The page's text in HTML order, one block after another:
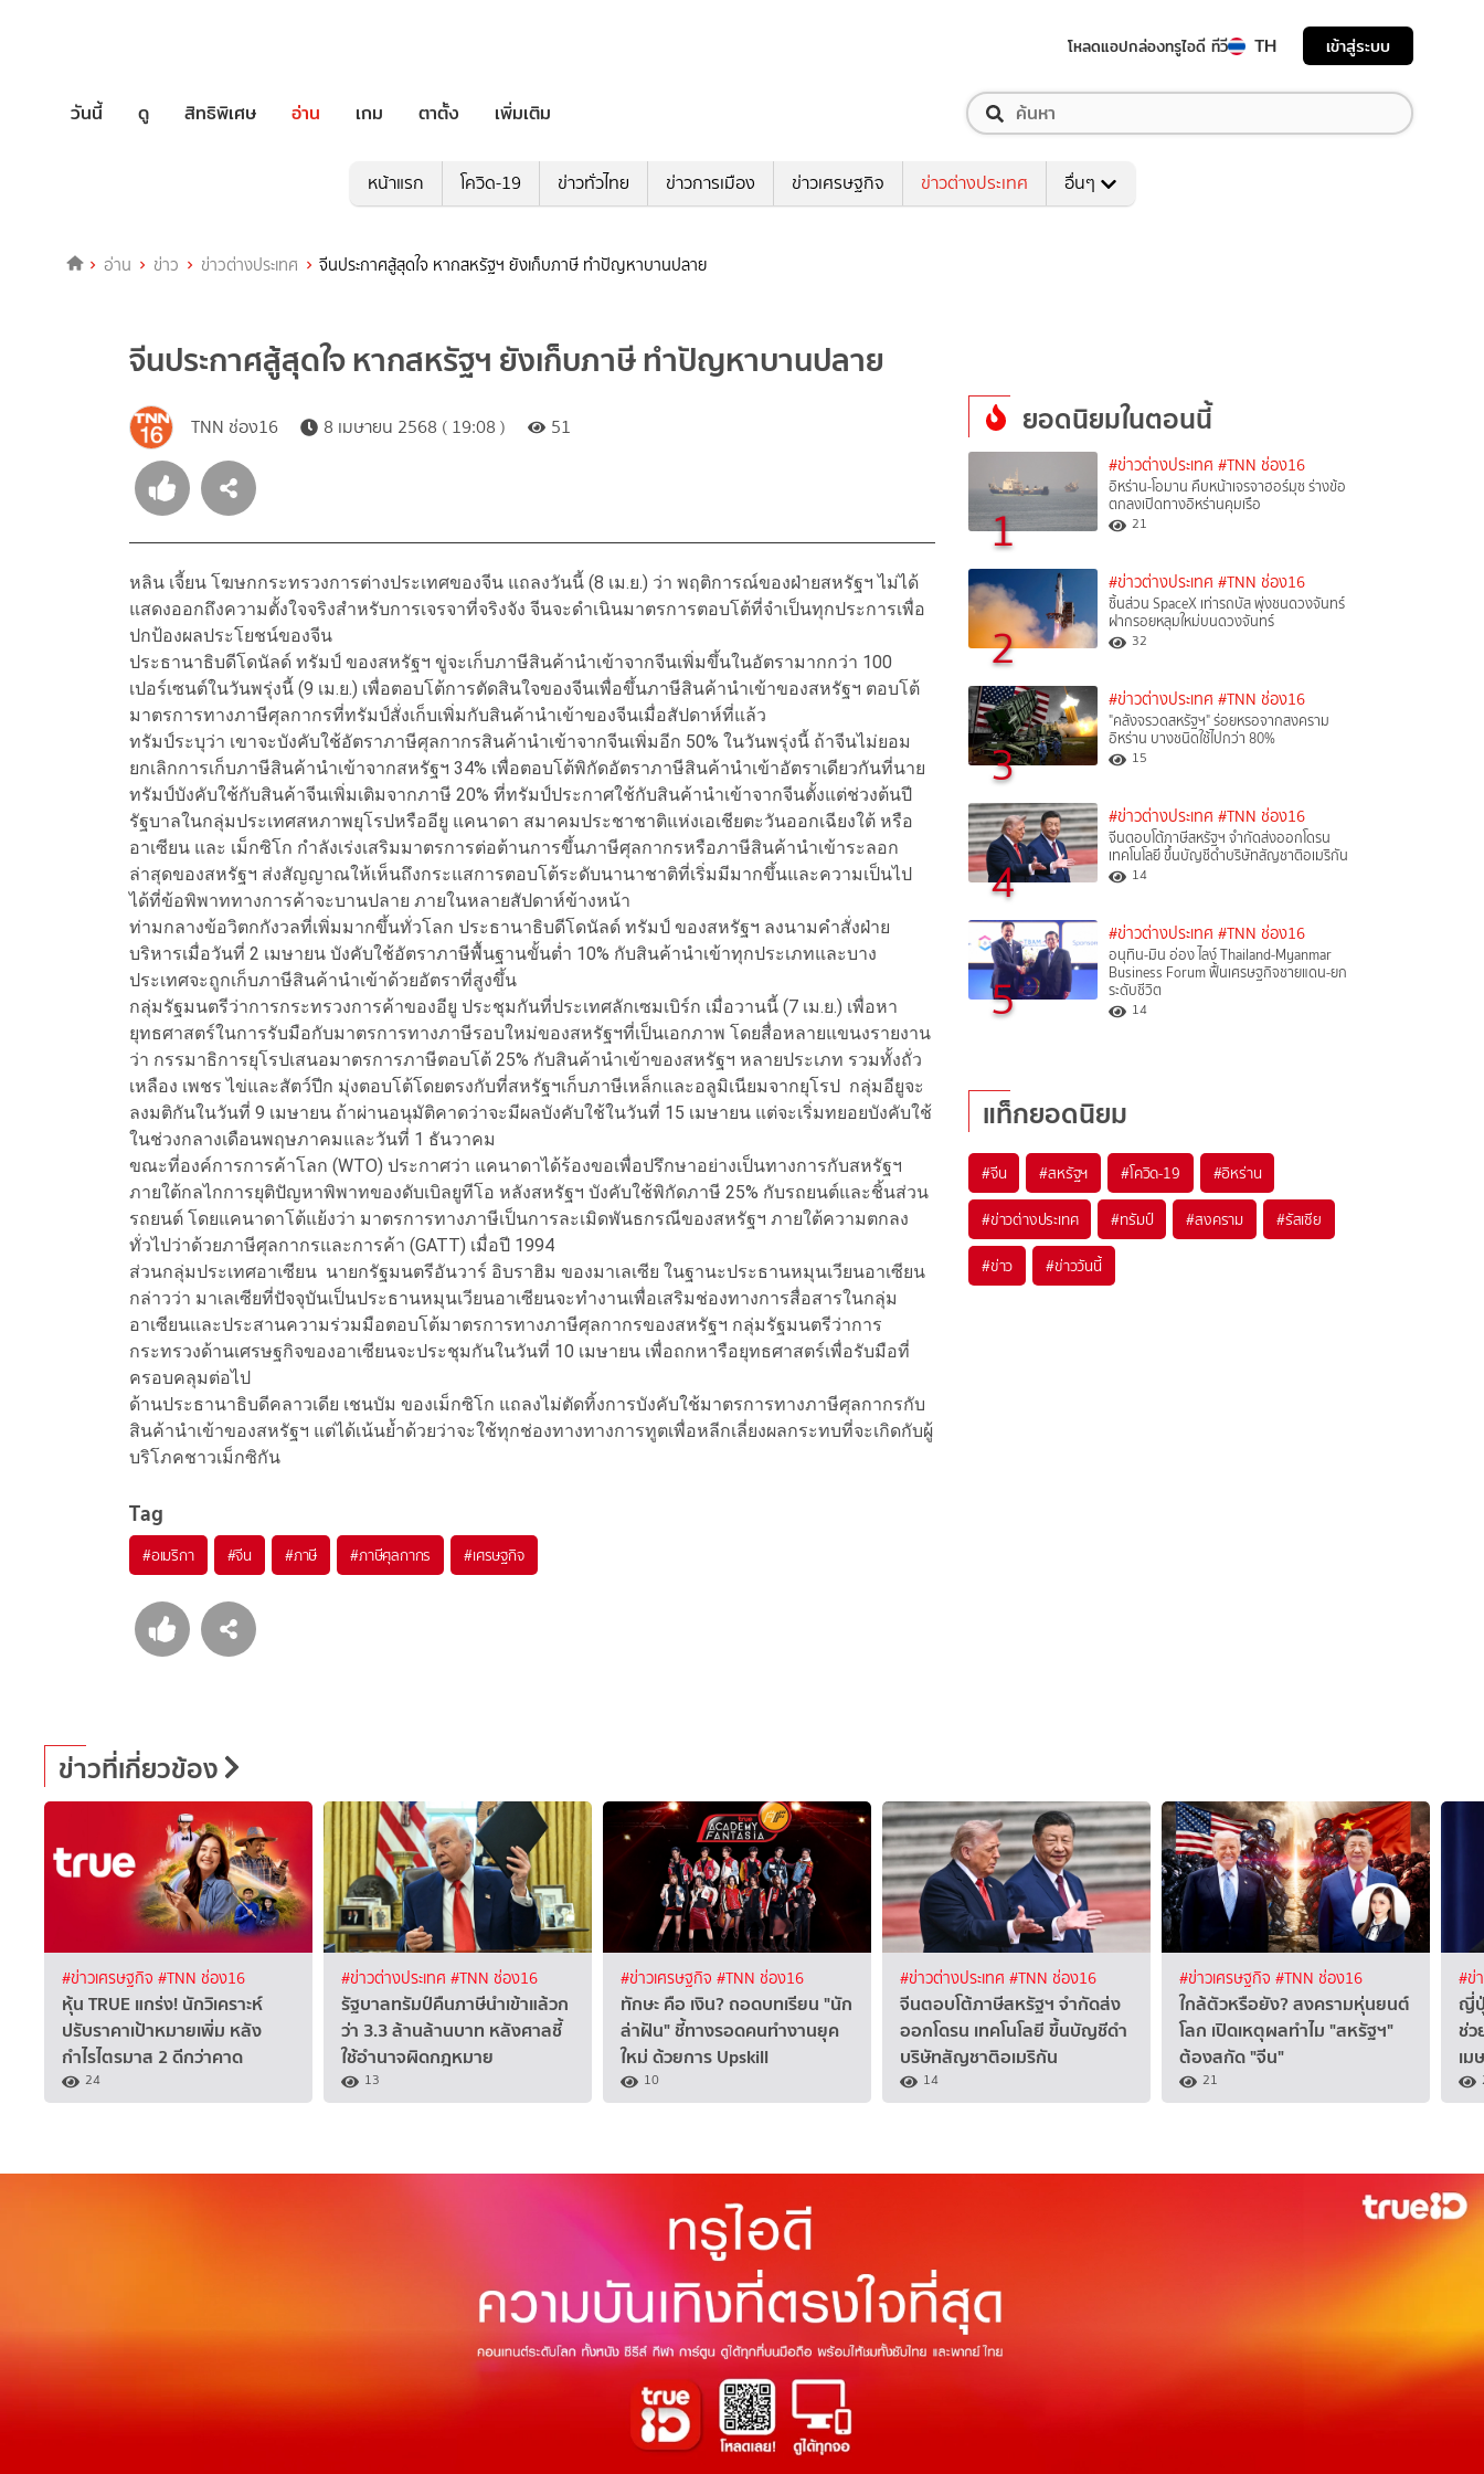
โหลดแอปกล่องทรูไอดี ทีวี TH เข้าสู่ระบบ
วันนี้ ดู สิทธิพิเศษ อ่าน เกม ตาตั้ง เพิ่มเติม
หน้าแรก โควิด-19 ข่าวทั่วไทย ข่าวการเมือง ข่าวเศรษฐกิจ ข่าวต่างประเทศ อื่นๆ
อ่าน ข่าว ข่าวต่างประเทศ จีนประกาศสู้สุดใจ หากสหรัฐฯ ยังเก็บภาษี ทำปัญหาบานปลาย
จีนประกาศสู้สุดใจ หากสหรัฐฯ ยังเก็บภาษี ทำปัญหาบานปลาย
TNN ช่อง16 8 เมษายน 2568 ( 19:08 ) 51
หลิน เจี้ยน โฆษกกระทรวงการต่างประเทศของจีน แถลงวันนี้ (8 เม.ย.) ว่า พฤติการณ์ของฝ่ายสหรัฐฯ ไม่ได้
แสดงออกถึงความตั้งใจจริงสำหรับการเจรจาที่จริงจัง จีนจะดำเนินมาตรการตอบโต้ที่จำเป็นทุกประการเพื่อ
ปกป้องผลประโยชน์ของจีน
ประธานาธิบดีโดนัลด์ ทรัมป์ ของสหรัฐฯ ขู่จะเก็บภาษีสินค้านำเข้าจากจีนเพิ่มขึ้นในอัตรามากกว่า 100
เปอร์เซนต์ในวันพรุ่งนี้ (9 เม.ย.) เพื่อตอบโต้การตัดสินใจของจีนเพื่อขึ้นภาษีสินค้านำเข้าของสหรัฐฯ ตอบโต้
มาตรการทางภาษีศุลกากรที่ทรัมป์สั่งเก็บเพิ่มกับสินค้านำเข้าของจีนเมื่อสัปดาห์ที่แล้ว
ทรัมป์ระบุว่า เขาจะบังคับใช้อัตราภาษีศุลกากรสินค้านำเข้าจากจีนเพิ่มอีก 50% ในวันพรุ่งนี้ ถ้าจีนไม่ยอม
ยกเลิกการเก็บภาษีสินค้านำเข้าจากสหรัฐฯ 34% เพื่อตอบโต้พิกัดอัตราภาษีสินค้านำเข้าอัตราเดียวกันที่นาย
ทรัมป์บังคับใช้กับสินค้าจีนเพิ่มเติมจากภาษี 20% ที่ทรัมป์ประกาศใช้กับสินค้านำเข้าจากจีนตั้งแต่ช่วงต้นปี
รัฐบาลในกลุ่มประเทศสหภาพยุโรปหรืออียู แคนาดา สมาคมประชาชาติแห่งเอเชียตะวันออกเฉียงใต้ หรือ
อาเซียน และ เม็กซิโก กำลังเร่งเสริมมาตรการต่อต้านการขึ้นภาษีศุลกากรหรือภาษีสินค้านำเข้าระลอก
ล่าสุดของสหรัฐฯ ส่งสัญญาณให้เห็นถึงกระแสการตอบโต้ระดับนานาชาติที่เริ่มมีมากขึ้นและความเป็นไป
ได้ที่ข้อพิพาททางการค้าจะบานปลาย ภายในหลายสัปดาห์ข้างหน้า
ท่ามกลางข้อวิตกกังวลที่เพิ่มมากขึ้นทั่วโลก ประธานาธิบดีโดนัลด์ ทรัมป์ ของสหรัฐฯ ลงนามคำสั่งฝ่าย
บริหารเมื่อวันที่ 2 เมษายน บังคับใช้อัตราภาษีพื้นฐานขั้นต่ำ 10% กับสินค้านำเข้าทุกประเภทและบาง
ประเทศจะถูกเก็บภาษีสินค้านำเข้าด้วยอัตราที่สูงขึ้น
กลุ่มรัฐมนตรีว่าการกระทรวงการค้าของอียู ประชุมกันที่ประเทศลักเซมเบิร์ก เมื่อวานนี้ (7 เม.ย.) เพื่อหา
ยุทธศาสตร์ในการรับมือกับมาตรการทางภาษีรอบใหม่ของสหรัฐฯที่เป็นเอกภาพ โดยสื่อหลายแขนงรายงาน
ว่า กรรมาธิการยุโรปเสนอมาตรการภาษีตอบโต้ 25% กับสินค้านำเข้าของสหรัฐฯ หลายประเภท รวมทั้งถั่ว
เหลือง เพชร ไข่และสัตว์ปีก มุ่งตอบโต้โดยตรงกับที่สหรัฐฯเก็บภาษีเหล็กและอลูมิเนียมจากยุโรป กลุ่มอียูจะ
ลงมติกันในวันที่ 9 เมษายน ถ้าผ่านอนุมัติคาดว่าจะมีผลบังคับใช้ในวันที่ 15 เมษายน แต่จะเริ่มทยอยบังคับใช้
ในช่วงกลางเดือนพฤษภาคมและวันที่ 1 ธันวาคม
ขณะที่องค์การการค้าโลก (WTO) ประกาศว่า แคนาดาได้ร้องขอเพื่อปรึกษาอย่างเป็นทางการกับสหรัฐฯ
ภายใต้กลไกการยุติปัญหาพิพาทของดับเบิลยูทีโอ หลังสหรัฐฯ บังคับใช้พิกัดภาษี 25% กับรถยนต์และชิ้นส่วน
รถยนต์ โดยแคนาดาโต้แย้งว่า มาตรการทางภาษีเป็นการละเมิดพันธกรณีของสหรัฐฯ ภายใต้ความตกลง
ทั่วไปว่าด้วยภาษีศุลกากรและการค้า (GATT) เมื่อปี 1994
ส่วนกลุ่มประเทศอาเซียน นายกรัฐมนตรีอันวาร์ อิบราฮิม ของมาเลเซีย ในฐานะประธานหมุนเวียนอาเซียน
กล่าวว่า มาเลเซียที่ปัจจุบันเป็นประธานหมุนเวียนอาเซียนจะทำงานเพื่อเสริมช่องทางการสื่อสารในกลุ่ม
อาเซียนและประสานความร่วมมือตอบโต้มาตรการทางภาษีศุลกากรของสหรัฐฯ กลุ่มรัฐมนตรีว่าการ
กระทรวงด้านเศรษฐกิจของอาเซียนจะประชุมกันในวันที่ 10 เมษายน เพื่อถกหารือยุทธศาสตร์เพื่อรับมือที่
ครอบคลุมต่อไป
ด้านประธานาธิบดีคลาวเดีย เชนบัม ของเม็กซิโก แถลงไม่ตัดทิ้งการบังคับใช้มาตรการทางภาษีศุลกากรกับ
สินค้านำเข้าของสหรัฐฯ แต่ได้เน้นย้ำด้วยว่าจะใช้ทุกช่องทางทางการทูตเพื่อหลีกเลี่ยงผลกระทบที่จะเกิดกับผู้
บริโภคชาวเม็กซิกัน
Tag
#อเมริกา #จีน #ภาษี #ภาษีศุลกากร #เศรษฐกิจ
ยอดนิยมในตอนนี้
1
#ข่าวต่างประเทศ #TNN ช่อง16
อิหร่าน-โอมาน คืบหน้าเจรจาฮอร์มุซ ร่างข้อ
ตกลงเปิดทางอิหร่านคุมเรือ
21
2
#ข่าวต่างประเทศ #TNN ช่อง16
ชิ้นส่วน SpaceX เท่ารถบัส พุ่งชนดวงจันทร์
ฝากรอยหลุมใหม่บนดวงจันทร์
32
3
#ข่าวต่างประเทศ #TNN ช่อง16
"คลังจรวดสหรัฐฯ" ร่อยหรอจากสงคราม
อิหร่าน บางชนิดใช้ไปกว่า 80%
15
4
#ข่าวต่างประเทศ #TNN ช่อง16
จีนตอบโต้ภาษีสหรัฐฯ จำกัดส่งออกโดรน
เทคโนโลยี ขึ้นบัญชีดำบริษัทสัญชาติอเมริกัน
14
5
#ข่าวต่างประเทศ #TNN ช่อง16
อนุทิน-มิน อ่อง ไลง์ Thailand-Myanmar
Business Forum ฟื้นเศรษฐกิจชายแดน-ยก
ระดับชีวิต
14
แท็กยอดนิยม
#จีน #สหรัฐฯ #โควิด-19 #อิหร่าน
#ข่าวต่างประเทศ #ทรัมป์ #สงคราม #รัสเซีย
#ข่าว #ข่าววันนี้
ข่าวที่เกี่ยวข้อง
#ข่าวเศรษฐกิจ #TNN ช่อง16
หุ้น TRUE แกร่ง! นักวิเคราะห์
ปรับราคาเป้าหมายเพิ่ม หลัง
กำไรไตรมาส 2 ดีกว่าคาด
24
#ข่าวต่างประเทศ #TNN ช่อง16
รัฐบาลทรัมป์คืนภาษีนำเข้าแล้วก
ว่า 3.3 ล้านล้านบาท หลังศาลชี้
ใช้อำนาจผิดกฎหมาย
13
#ข่าวเศรษฐกิจ #TNN ช่อง16
ทักษะ คือ เงิน? ถอดบทเรียน "นัก
ล่าฝัน" ชี้ทางรอดคนทำงานยุค
ใหม่ ด้วยการ Upskill
10
#ข่าวต่างประเทศ #TNN ช่อง16
จีนตอบโต้ภาษีสหรัฐฯ จำกัดส่ง
ออกโดรน เทคโนโลยี ขึ้นบัญชีดำ
บริษัทสัญชาติอเมริกัน
14
#ข่าวเศรษฐกิจ #TNN ช่อง16
ใกล้ตัวหรือยัง? สงครามหุ่นยนต์
โลก เปิดเหตุผลทำไม "สหรัฐฯ"
ต้องสกัด "จีน"
21
#ข่
ญี่
ช่ว
เม